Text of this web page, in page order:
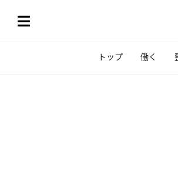
トップ 働く